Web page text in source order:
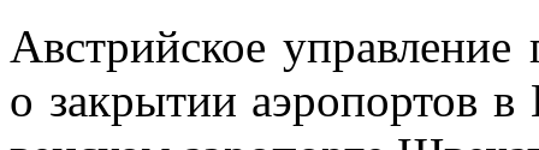
Австрийское
о закрытии аэропортов